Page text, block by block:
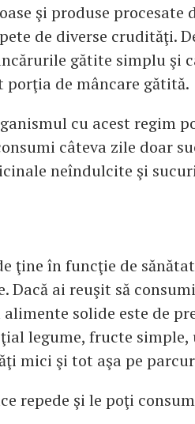
şi produse procesate
de diverse crudităţi.
gătite simplu şi
de mâncare gătită.
cu acest regim
câteva zile doar
neîndulcite şi
ţine în funcţie de
ai reuşit să
solide este de
legume, fructe simple,
mici şi tot aşa pe
repede şi le poţi